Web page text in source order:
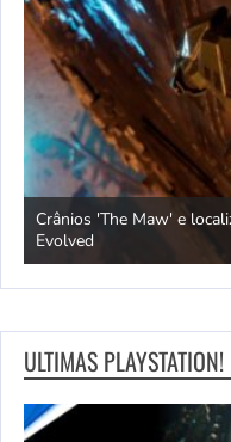
Crânios 'The Maw' e
Evolved
ULTIMAS PLAYSTATION!